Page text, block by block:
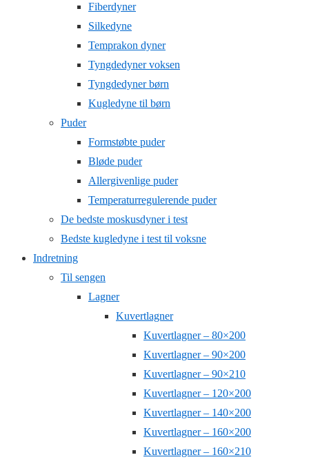
Fiberdyner
Silkedyne
Temprakon dyner
Tyngdedyner voksen
Tyngdedyner børn
Kugledyne til børn
Puder
Formstøbte puder
Bløde puder
Allergivenlige puder
Temperaturregulerende puder
De bedste moskusdyner i test
Bedste kugledyne i test til voksne
Indretning
Til sengen
Lagner
Kuvertlagner
Kuvertlagner – 80×200
Kuvertlagner – 90×200
Kuvertlagner – 90×210
Kuvertlagner – 120×200
Kuvertlagner – 140×200
Kuvertlagner – 160×200
Kuvertlagner – 160×210